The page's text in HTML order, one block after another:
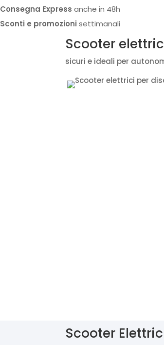
Consegna Express anche in 48h
Sconti e promozioni settimanali
Scooter
sicuri e ideali per
Scooter